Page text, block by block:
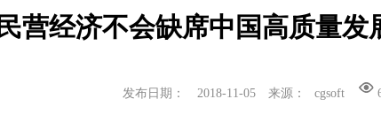
民营经济不会缺席中国高质量发
发布日期： 2018-11-05 来源： cgsoft